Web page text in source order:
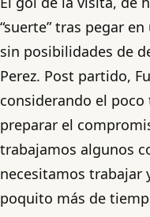
“suerte” tras pegar
sin posibilidades de
Perez. Post partido,
considerando el
preparar el
trabajamos algunos
necesitamos trabajar
poquito más de